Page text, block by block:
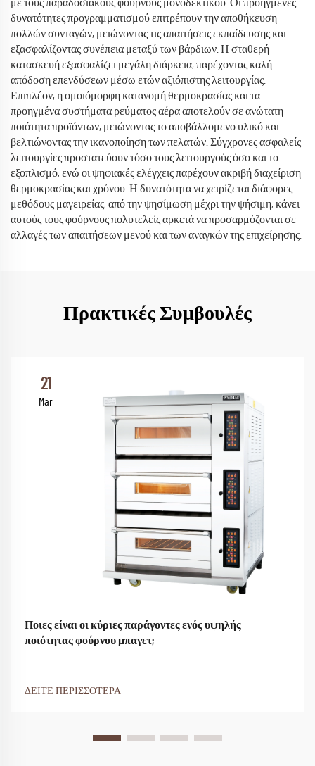
με τους παραδοσιακούς φούρνους μονοδεκτικού. Οι προηγμένες
δυνατότητες προγραμματισμού επιτρέπουν την αποθήκευση
πολλών συνταγών, μειώνοντας τις απαιτήσεις εκπαίδευσης και
εξασφαλίζοντας συνέπεια μεταξύ των βάρδιων. Η σταθερή
κατασκευή εξασφαλίζει μεγάλη διάρκεια, παρέχοντας καλή
απόδοση επενδύσεων μέσω ετών αξιόπιστης λειτουργίας.
Επιπλέον, η ομοιόμορφη κατανομή θερμοκρασίας και τα
προηγμένα συστήματα ρεύματος αέρα αποτελούν σε ανώτατη
ποιότητα προϊόντων, μειώνοντας το αποβάλλομενο υλικό και
βελτιώνοντας την ικανοποίηση των πελατών. Σύγχρονες ασφαλείς
λειτουργίες προστατεύουν τόσο τους λειτουργούς όσο και το
εξοπλισμό, ενώ οι ψηφιακές ελέγχεις παρέχουν ακριβή διαχείριση
θερμοκρασίας και χρόνου. Η δυνατότητα να χειρίζεται διάφορες
μεθόδους μαγειρείας, από την ψησίμωση μέχρι την ψήσιμη, κάνει
αυτούς τους φούρνους πολυτελείς αρκετά να προσαρμόζονται σε
αλλαγές των απαιτήσεων μενού και των αναγκών της επιχείρησης.
Πρακτικές Συμβουλές
21
Mar
Ποιες είναι οι κύριες παράγοντες ενός υψηλής
ποιότητας φούρνου μπαγετ;
ΔΕΙΤΕ ΠΕΡΙΣΣΟΤΕΡΑ